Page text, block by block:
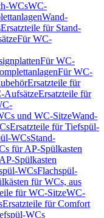
WCsWC-
Wand-
Ersatzteile für Stand-
Für WC-
Für WC-
Für WC-
Ersatzteile für
AufsätzeErsatzteile für
und WC-SitzeWand-
Ersatzteile für Tiefspül-
WCsStand-
für AP-Spülkasten
Spülkasten
WCsFlachspül-
für WCs, aus
für WC-SitzeWC-
Ersatzteile für Comfort
WCs